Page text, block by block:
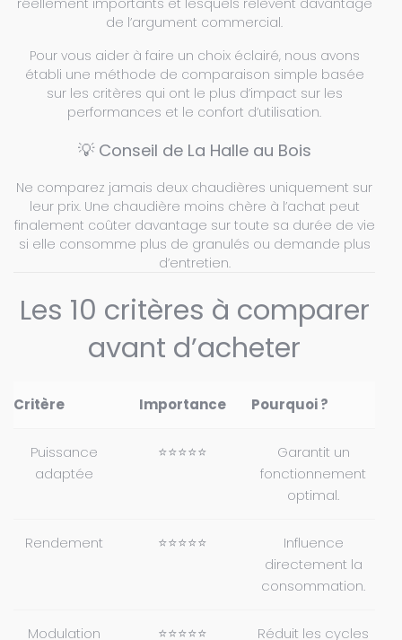
de l’argument commercial.
Pour vous aider à faire un choix éclairé, nous avons
établi une méthode de comparaison simple basée
sur les critères qui ont le plus d’impact sur les
performances et le confort d’utilisation.
💡 Conseil de La Halle au Bois
Ne comparez jamais deux chaudières uniquement sur
leur prix. Une chaudière moins chère à l’achat peut
finalement coûter davantage sur toute sa durée de vie
si elle consomme plus de granulés ou demande plus
d’entretien.
Les 10 critères à comparer
avant d’acheter
Critère Importance Pourquoi ?
Puissance
adaptée
⭐⭐⭐⭐⭐
Garantit un
fonctionnement
optimal.
Rendement ⭐⭐⭐⭐⭐
Influence
directement la
consommation.
Modulation ⭐⭐⭐⭐⭐
Réduit les cycles